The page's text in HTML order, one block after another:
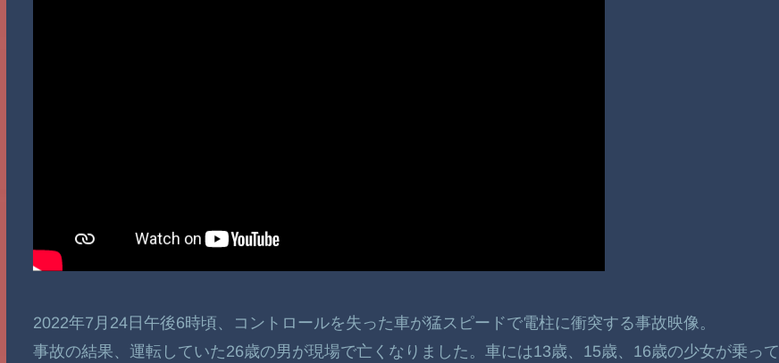
2022年7月24日午後6時頃、コントロールを失った車が猛スピードで電柱に衝突する事故映像。
事故の結果、運転していた26歳の男が現場で亡くなりました。車には13歳、15歳、16歳の少女が乗って